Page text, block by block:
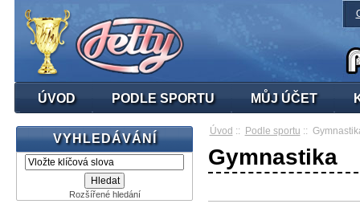
ÚVOD PODLE SPORTU MŮJ ÚČET
VYHLEDÁVÁNÍ
Rozšířené hledání
Úvod :: Podle sportu ::
Gymnastika